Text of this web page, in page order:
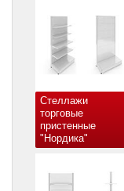
Стеллажи
торговые
пристенные
"Нордика"